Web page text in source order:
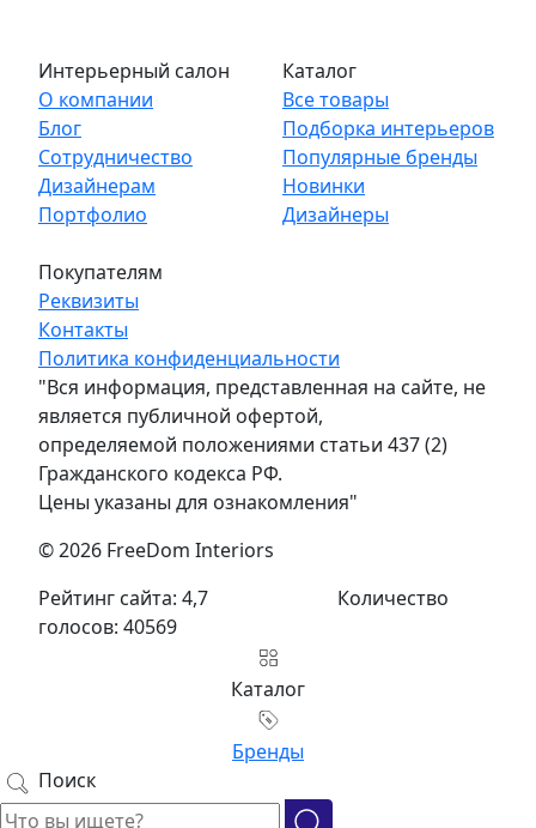
Интерьерный салон
О компании
Блог
Сотрудничество
Дизайнерам
Портфолио
Каталог
Все товары
Подборка интерьеров
Популярные бренды
Новинки
Дизайнеры
Покупателям
Реквизиты
Контакты
Политика конфиденциальности
"Вся информация, представленная на сайте, не
является публичной офертой,
определяемой положениями статьи 437 (2)
Гражданского кодекса РФ.
Цены указаны для ознакомления"
© 2026 FreeDom Interiors
Рейтинг сайта: 4,7
Количество
голосов: 40569
Каталог
Бренды
Поиск